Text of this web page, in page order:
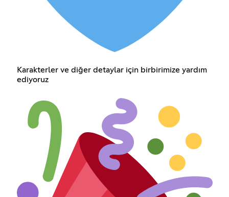
Karakterler ve diğer detaylar için birbirimize yardım
ediyoruz